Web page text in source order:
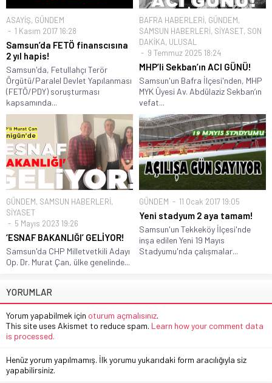
ASAYİŞ, GÜNDEM
1 Kasım 2017 16:28
Samsun’da FETÖ finanscısına
2 yıl hapis!
Samsun'da, Fetullahçı Terör
Örgütü/Paralel Devlet Yapılanması
(FETÖ/PDY) soruşturması
kapsamında...
BAFRA HABERLERİ, GÜNDEM,
SAMSUN HABERLERİ, SİYASET, SON
DAKİKA, ULUSAL
9 Temmuz 2025 18:24
MHP’li Sekban’ın ACI GÜNÜ!
Samsun'un Bafra İlçesi'nden, MHP
MYK Üyesi Av. Abdülaziz Sekban’ın
vefat...
GÜNDEM, SAMSUN HABERLERİ,
SİYASET
5 Mayıs 2023 19:26
‘ESNAF BAKANLIĞI’ GELİYOR!
Samsun'da CHP Milletvetkili Adayı
Op. Dr. Murat Çan, ülke genelinde...
GÜNDEM 11 Ocak 2017 19:05
Yeni stadyum 2 aya tamam!
Samsun'un Tekkeköy İlçesi'nde
inşa edilen Yeni 19 Mayıs
Stadyumu'nda çalışmalar...
YORUMLAR
Yorum yapabilmek için oturum açmalısınız.
This site uses Akismet to reduce spam. Learn how your comment data
is processed.
Henüz yorum yapılmamış. İlk yorumu yukarıdaki form aracılığıyla siz
yapabilirsiniz.